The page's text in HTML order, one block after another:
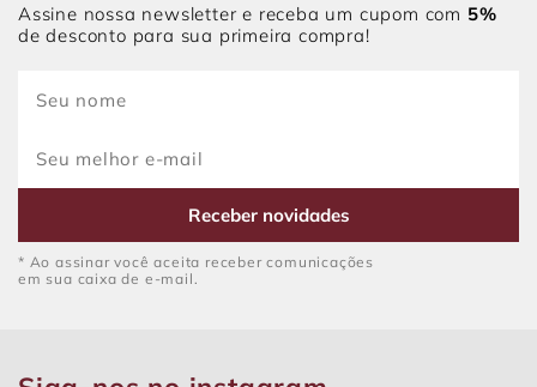
Assine nossa newsletter e receba um cupom com 5%
de desconto para sua primeira compra!
Receber novidades
* Ao assinar você aceita receber comunicações
em sua caixa de e-mail.